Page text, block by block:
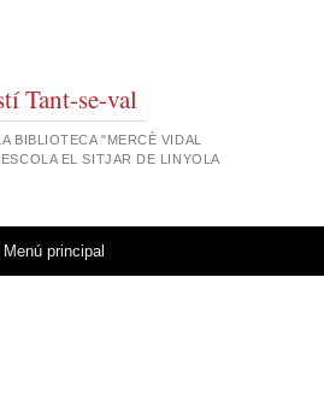
Tant-se-val
BIBLIOTECA "MERCÈ VIDAL
EL SITJAR DE LINYOLA
Menú principal